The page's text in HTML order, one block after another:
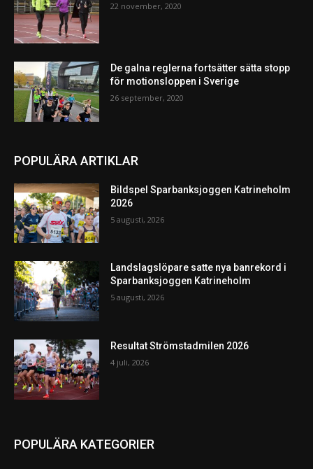
22 november, 2020
De galna reglerna fortsätter sätta stopp
för motionsloppen i Sverige
26 september, 2020
POPULÄRA ARTIKLAR
Bildspel Sparbanksjoggen Katrineholm
2026
5 augusti, 2026
Landslagslöpare satte nya banrekord i
Sparbanksjoggen Katrineholm
5 augusti, 2026
Resultat Strömstadmilen 2026
4 juli, 2026
POPULÄRA KATEGORIER